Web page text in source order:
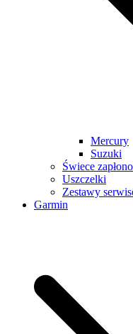
Mercury
Suzuki
Świece
Uszczelki
Zestawy
Garmin